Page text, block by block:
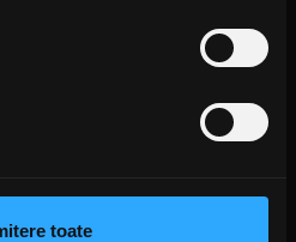
vă preferințele la
secțiunea
de rețele sociale și pentru
le oferim partenerilor de
toate